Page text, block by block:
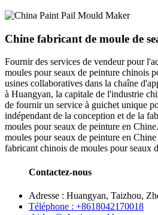
Chine fabricant de moule de
Fournir des services de vendeur pour
moules pour seaux de peinture chinois
usines collaboratives dans la chaîne
à Huangyan, la capitale de l'industrie
de fournir un service à guichet unique
indépendant de la conception et de la
moules pour seaux de peinture en
moules pour seaux de peinture en
fabricant chinois de moules pour seaux
Contactez-nous
Adresse : Huangyan, Taizhou,
Téléphone : +8618042170018